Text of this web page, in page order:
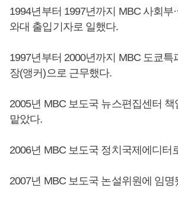
1994년부터 1997년까지 MBC 사회부
와대 출입기자로 일했다.
1997년부터 2000년까지 MBC 도쿄특
장(앵커)으로 근무했다.
2005년 MBC 보도국 뉴스편집센터
맡았다.
2006년 MBC 보도국 정치국제에디터
2007년 MBC 보도국 논설위원에 임명